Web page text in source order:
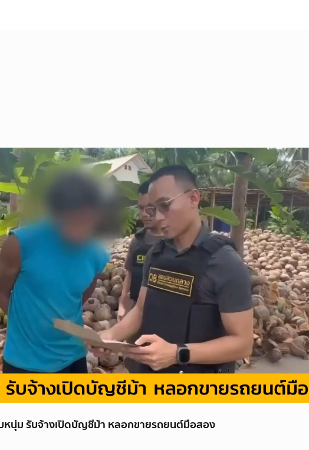
นุ่ม รับจ้างเปิดบัญชีม้า หลอกขายรถยนต์มือสอง